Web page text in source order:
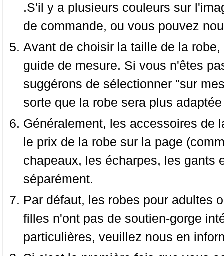
.S'il y a plusieurs couleurs sur
de commande, ou vous pouvez
Avant de choisir la taille de la
guide de mesure. Si vous n'êtes
suggérons de sélectionner "sur
sorte que la robe sera plus
Généralement, les accessoires de
le prix de la robe sur la page
chapeaux, les écharpes, les gants
séparément.
Par défaut, les robes pour adultes
filles n'ont pas de soutien-gorge
particulières, veuillez nous en